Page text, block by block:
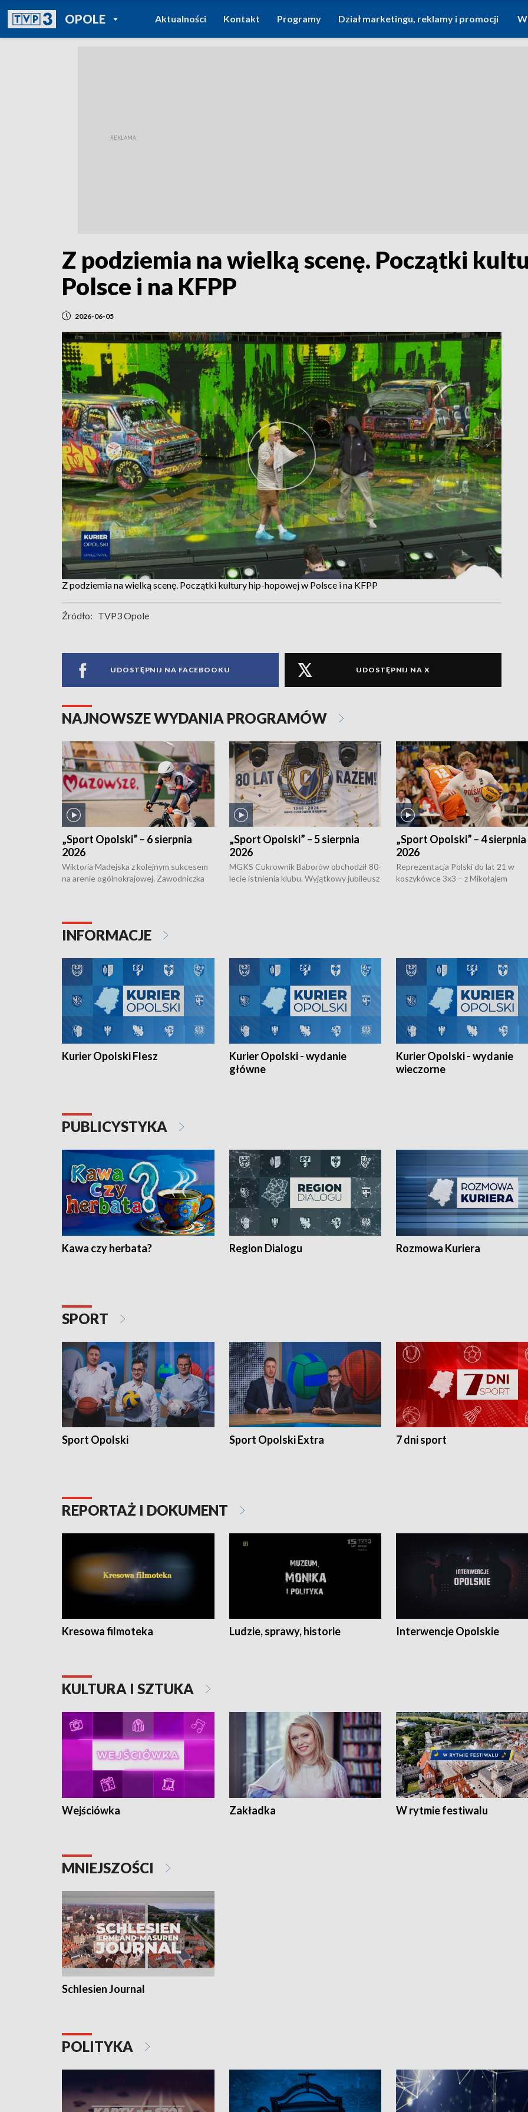
OPOLEPOWRÓT DO
TVP REGIONY
Aktualności Kontakt Programy Dział marketingu, reklamy i promocji
Z podziemia na wielką scenę. Początki
Polsce i na KFPP
2026-06-05
Z podziemia na wielką scenę. Początki kultury hip-hopowej w Polsce i na KFPP
Źródło: TVP3 Opole
UDOSTĘPNIJ NA FACEBOOKU UDOSTĘPNIJ NA X
NAJNOWSZE WYDANIA PROGRAMÓW
„Sport Opolski” – 6 sierpnia
2026
Wiktoria Madejska z kolejnym sukcesem
na arenie ogólnokrajowej. Zawodniczka
torowym.
„Sport Opolski” – 5 sierpnia
2026
MGKS Cukrownik Baborów obchodził 80-
lecie istnienia klubu. Wyjątkowy jubileusz
„Sport Opolski” – 4 sierpnia
2026
Reprezentacja Polski do lat 21 w
koszykówce 3x3 – z Mikołajem
INFORMACJE
Kurier Opolski Flesz
Kurier Opolski - wydanie
główne
Kurier Opolski - wydanie
wieczorne
PUBLICYSTYKA
Kawa czy herbata? Region Dialogu Rozmowa Kuriera
SPORT
Sport Opolski Sport Opolski Extra 7 dni sport
REPORTAŻ I DOKUMENT
Kresowa filmoteka Ludzie, sprawy, historie Interwencje Opolskie
KULTURA I SZTUKA
Wejściówka Zakładka W rytmie festiwalu
MNIEJSZOŚCI
Schlesien Journal
POLITYKA